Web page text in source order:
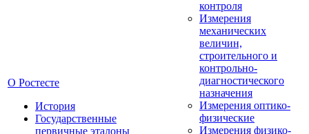
О Ростесте
История
Государственные
первичные эталоны
контроля
Измерения
механических
величин,
строительного и
контрольно-
диагностического
назначения
Измерения оптико-
физические
Измерения физико-